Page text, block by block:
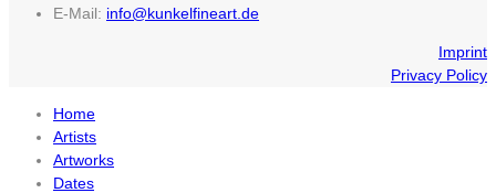
E-Mail: info@kunkelfineart.de
Imprint
Privacy Policy
Home
Artists
Artworks
Dates